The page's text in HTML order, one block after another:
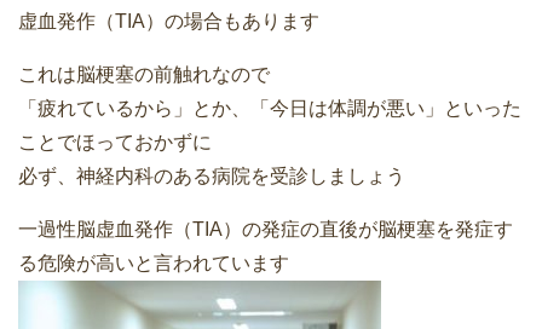
虚血発作（TIA）の場合もあります
これは脳梗塞の前触れなので
「疲れているから」とか、「今日は体調が悪い」といった
ことでほっておかずに
必ず、神経内科のある病院を受診しましょう
一過性脳虚血発作（TIA）の発症の直後が脳梗塞を発症す
る危険が高いと言われています